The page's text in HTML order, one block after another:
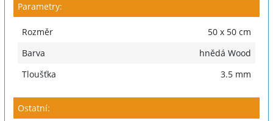
Parametry:
Rozměr
50 x 50 cm
Barva
hnědá Wood
Tloušťka
3.5 mm
Ostatní: